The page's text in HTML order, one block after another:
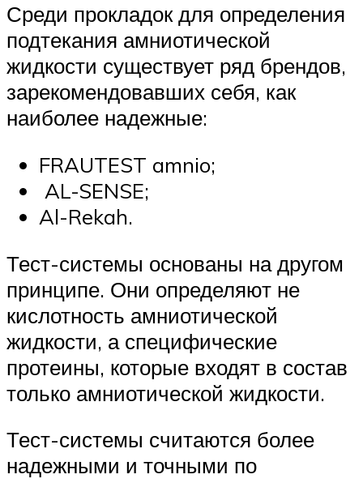
Среди прокладок для определения
подтекания амниотической
жидкости существует ряд брендов,
зарекомендовавших себя, как
наиболее надежные:
FRAUTEST amnio;
AL-SENSE;
Al-Rekah.
Тест-системы основаны на другом
принципе. Они определяют не
кислотность амниотической
жидкости, а специфические
протеины, которые входят в состав
только амниотической жидкости.
Тест-системы считаются более
надежными и точными по